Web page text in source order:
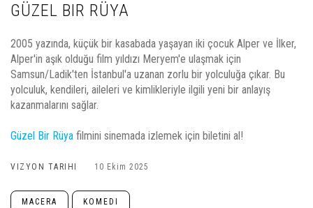
GÜZEL BIR RÜYA
2005 yazında, küçük bir kasabada yaşayan iki çocuk Alper ve İlker,
Alper'in aşık olduğu film yıldızı Meryem'e ulaşmak için
Samsun/Ladik'ten İstanbul'a uzanan zorlu bir yolculuğa çıkar. Bu
yolculuk, kendileri, aileleri ve kimlikleriyle ilgili yeni bir anlayış
kazanmalarını sağlar.
Güzel Bir Rüya filmini sinemada izlemek için biletini al!
VIZYON TARIHI 10 Ekim 2025
MACERA KOMEDI